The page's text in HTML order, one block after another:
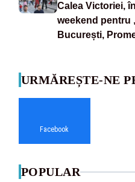
Calea Victoriei,
weekend pentru
București,
URMĂREȘTE-NE
Facebook
POPULAR